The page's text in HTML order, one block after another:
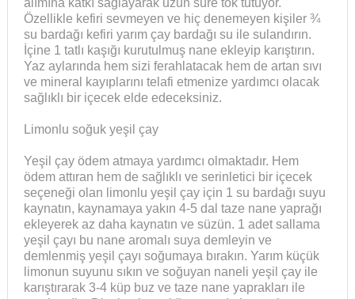
alımına katkı sağlayarak uzun süre tok tutuyor.
Özellikle kefiri sevmeyen ve hiç denemeyen kişiler ¾
su bardağı kefiri yarım çay bardağı su ile sulandırın.
İçine 1 tatlı kaşığı kurutulmuş nane ekleyip karıştırın.
Yaz aylarında hem sizi ferahlatacak hem de artan sıvı
ve mineral kayıplarını telafi etmenize yardımcı olacak
sağlıklı bir içecek elde edeceksiniz.
Limonlu soğuk yeşil çay
Yeşil çay ödem atmaya yardımcı olmaktadır. Hem
ödem attıran hem de sağlıklı ve serinletici bir içecek
seçeneği olan limonlu yeşil çay için 1 su bardağı suyu
kaynatın, kaynamaya yakın 4-5 dal taze nane yaprağı
ekleyerek az daha kaynatın ve süzün. 1 adet sallama
yeşil çayı bu nane aromalı suya demleyin ve
demlenmiş yeşil çayı soğumaya bırakın. Yarım küçük
limonun suyunu sıkın ve soğuyan naneli yeşil çay ile
karıştırarak 3-4 küp buz ve taze nane yaprakları ile